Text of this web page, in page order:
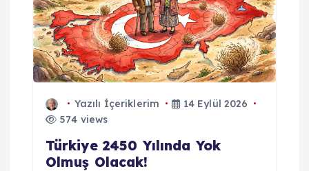
Yazılı İçeriklerim
14 Eylül 2026
574 views
Türkiye 2450 Yılında Yok
Olmuş Olacak!